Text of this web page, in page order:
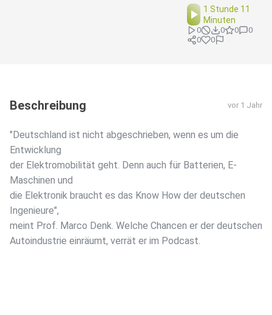
1 Stunde 11
Minuten
0 0 0
0
0
0
Beschreibung vor 1 Jahr
"Deutschland ist nicht abgeschrieben, wenn es um die
Entwicklung
der Elektromobilität geht. Denn auch für Batterien, E-
Maschinen und
die Elektronik braucht es das Know How der deutschen
Ingenieure",
meint Prof. Marco Denk. Welche Chancen er der deutschen
Autoindustrie einräumt, verrät er im Podcast.